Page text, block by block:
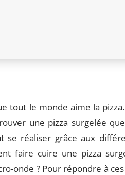
tout le monde aime la
une pizza surgelée
se réaliser grâce aux
faire cuire une pizza
onde ? Pour répondre à